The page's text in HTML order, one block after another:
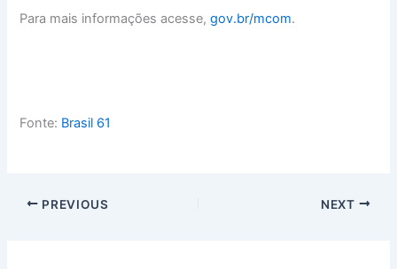
Para mais informações acesse, gov.br/mcom.
Fonte: Brasil 61
PREVIOUS NEXT